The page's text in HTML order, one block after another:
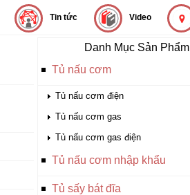
Tin tức Video
Danh Mục Sản Phẩm
Tủ nấu cơm
Tủ nấu cơm điện
Tủ nấu cơm gas
Tủ nấu cơm gas điện
Tủ nấu cơm nhập khẩu
Tủ sấy bát đĩa